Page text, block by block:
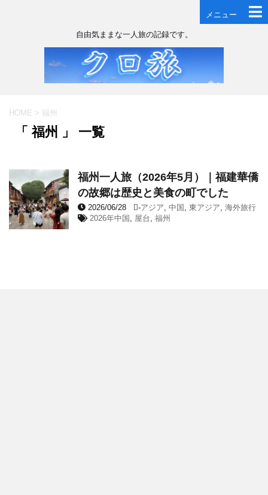
メニュー
自由気ままな一人旅の記録です。
HOME > 福州
「 福州 」 一覧
福州一人旅（2026年5月）｜福建華僑
の故郷は歴史と美食の町でした
2026/06/28 -アジア, 中国 , 東アジア, 海外旅行
2026年中国 , 屋台, 福州